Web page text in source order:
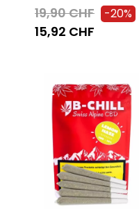
19,90 CHF
-20%
15,92 CHF